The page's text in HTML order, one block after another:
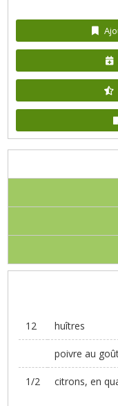
12 huîtres
poivre au
1/2 citrons, en